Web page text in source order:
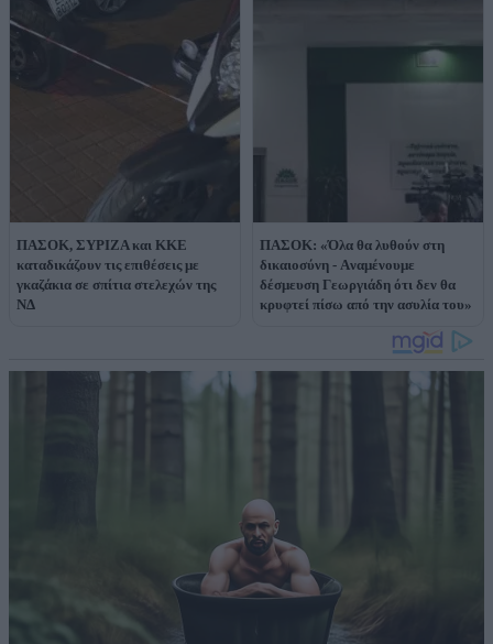
ΠΑΣΟΚ, ΣΥΡΙΖΑ και ΚΚΕ
καταδικάζουν τις επιθέσεις με
γκαζάκια σε σπίτια στελεχών της
ΝΔ
ΠΑΣΟΚ: «Όλα θα λυθούν στη
δικαιοσύνη - Aναμένουμε
δέσμευση Γεωργιάδη ότι δεν θα
κρυφτεί πίσω από την ασυλία του»